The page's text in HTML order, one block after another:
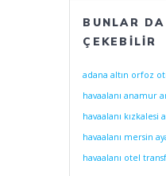
BUNLAR
ÇEKEBILIR
adana altın orfoz
havaalanı anamur
havaalanı kızkalesi
havaalanı mersin
havaalanı otel